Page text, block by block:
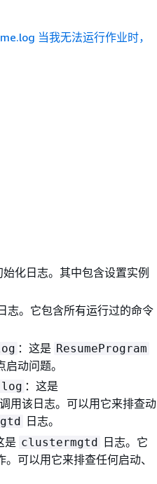
当我无法运行作业时，
化日志。其中包含设置实例
志。它包含所有运行过的命令
：这是 ResumeProgram
动问题。
：这是
用该日志。可以用它来排查动
日志。
是 clustermgtd 日志。它
可以用它来排查任何启动、